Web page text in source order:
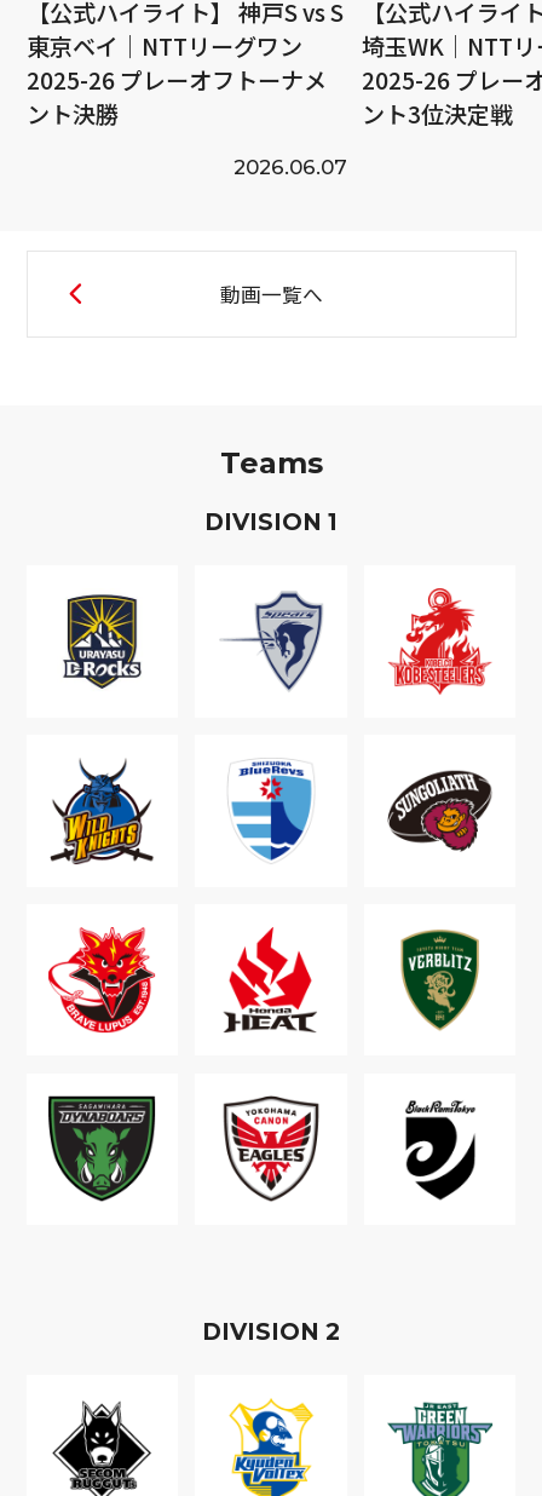
【公式ハイライト】 神戸S vs S
東京ベイ｜NTTリーグワン
2025-26 プレーオフトーナメ
ント決勝
2026.06.07
【公式ハイライ
埼玉WK｜NTT
2025-26 プレー
ント3位決定戦
動画一覧へ
Teams
DIVISION 1
DIVISION 2